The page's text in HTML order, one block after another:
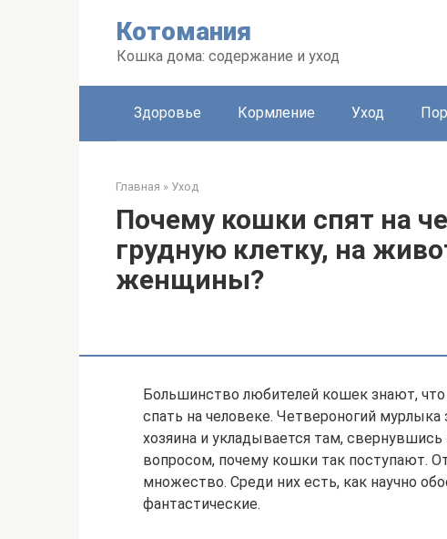
Котомания
Кошка дома: содержание и уход
Здоровье Кормление Уход
Главная » Уход
Почему кошки спят на
грудную клетку, на
женщины?
Большинство любителей кошек знают,
спать на человеке. Четвероногий мурлыка
хозяина и укладывается там,
вопросом, почему кошки так поступают.
множество. Среди них есть, как научно
фантастические.